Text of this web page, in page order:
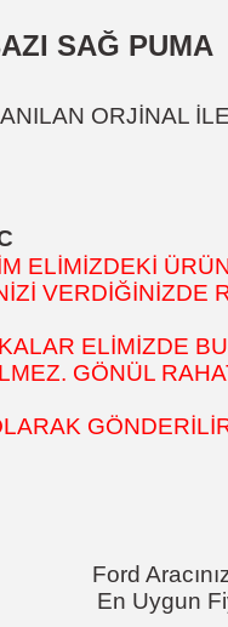
SAĞ PUMA
ORJİNAL
ELİMİZDEKİ
VERDİĞİNİZDE
ELİMİZDE
GÖNÜL
Ford
En Uygun